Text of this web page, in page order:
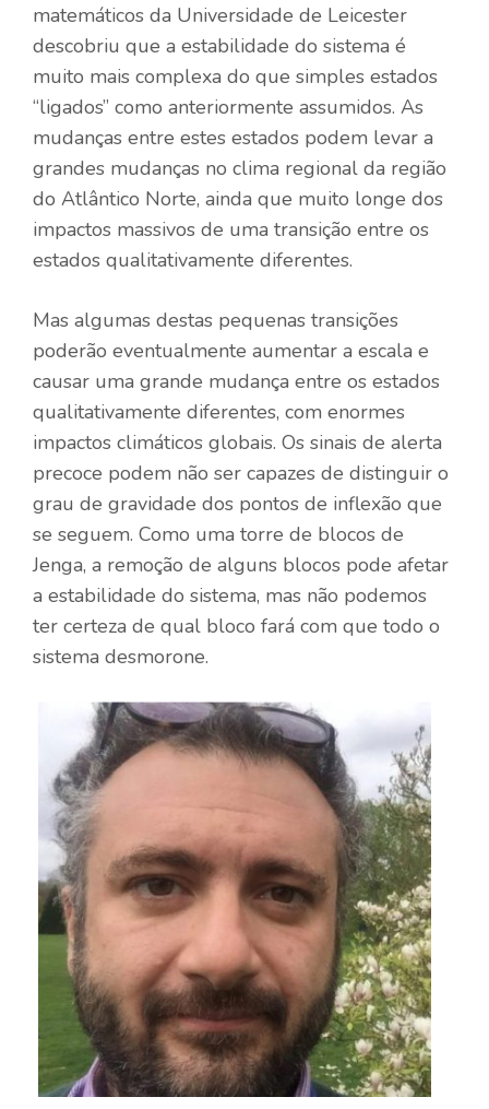
matemáticos da Universidade de Leicester
descobriu que a estabilidade do sistema é
muito mais complexa do que simples estados
“ligados” como anteriormente assumidos. As
mudanças entre estes estados podem levar a
grandes mudanças no clima regional da região
do Atlântico Norte, ainda que muito longe dos
impactos massivos de uma transição entre os
estados qualitativamente diferentes.
Mas algumas destas pequenas transições
poderão eventualmente aumentar a escala e
causar uma grande mudança entre os estados
qualitativamente diferentes, com enormes
impactos climáticos globais. Os sinais de alerta
precoce podem não ser capazes de distinguir o
grau de gravidade dos pontos de inflexão que
se seguem. Como uma torre de blocos de
Jenga, a remoção de alguns blocos pode afetar
a estabilidade do sistema, mas não podemos
ter certeza de qual bloco fará com que todo o
sistema desmorone.